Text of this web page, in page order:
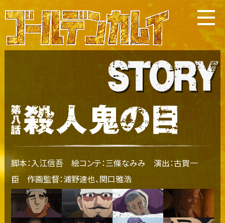
脚本：入江信吾 絵コンテ：三條なみみ 演出：古賀一
臣 作画監督：浦野達也、関口雅浩